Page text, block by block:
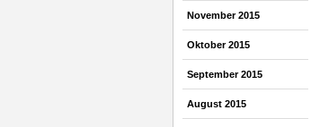
November 2015
Oktober 2015
September 2015
August 2015